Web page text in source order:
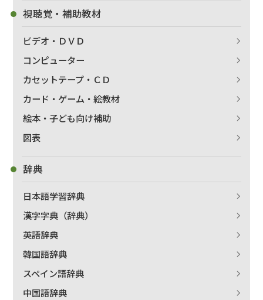
視聴覚・補助教材
ビデオ・ＤＶＤ
コンピューター
カセットテープ・ＣＤ
カード・ゲーム・絵教材
絵本・子ども向け補助
図表
辞典
日本語学習辞典
漢字字典（辞典）
英語辞典
韓国語辞典
スペイン語辞典
中国語辞典